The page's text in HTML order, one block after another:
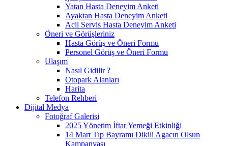
Yatan Hasta Deneyim Anketi
Ayaktan Hasta Deneyim Anketi
Acil Servis Hasta Deneyim Anketi
Öneri ve Görüşleriniz
Hasta Görüş ve Öneri Formu
Personel Görüş ve Öneri Formu
Ulaşım
Nasıl Gidilir ?
Otopark Alanları
Harita
Telefon Rehberi
Dijital Medya
Fotoğraf Galerisi
2025 Yönetim İftar Yemeği Etkinliği
14 Mart Tıp Bayramı Dikili Agacın Olsun
Kampanyası